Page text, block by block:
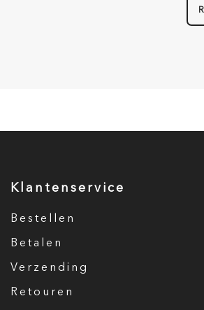
Klantenservice
Bestellen
Betalen
Verzending
Retouren